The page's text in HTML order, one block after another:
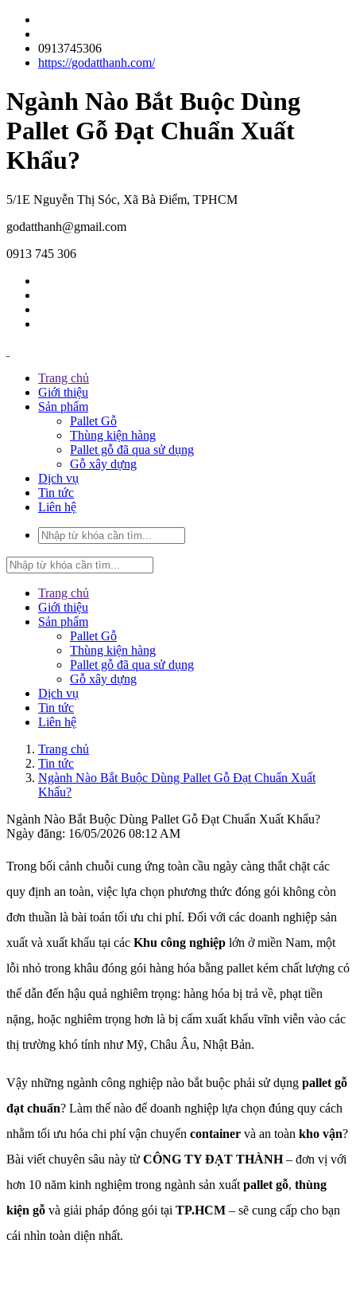
0913745306
https://godatthanh.com/
Ngành Nào Bắt Buộc Dùng
Pallet Gỗ Đạt Chuẩn Xuất
Khẩu?
5/1E Nguyễn Thị Sóc, Xã Bà Điểm, TPHCM
godatthanh@gmail.com
0913 745 306
Trang chủ
Giới thiệu
Sản phẩm
Pallet Gỗ
Thùng kiện hàng
Pallet gỗ đã qua sử dụng
Gỗ xây dựng
Dịch vụ
Tin tức
Liên hệ
Trang chủ
Giới thiệu
Sản phẩm
Pallet Gỗ
Thùng kiện hàng
Pallet gỗ đã qua sử dụng
Gỗ xây dựng
Dịch vụ
Tin tức
Liên hệ
Trang chủ
Tin tức
Ngành Nào Bắt Buộc Dùng Pallet Gỗ Đạt Chuẩn Xuất
Khẩu?
Ngành Nào Bắt Buộc Dùng Pallet Gỗ Đạt Chuẩn Xuất Khẩu?
Ngày đăng: 16/05/2026 08:12 AM
Trong bối cảnh chuỗi cung ứng toàn cầu ngày càng thắt chặt các
quy định an toàn, việc lựa chọn phương thức đóng gói không còn
đơn thuần là bài toán tối ưu chi phí. Đối với các doanh nghiệp sản
xuất và xuất khẩu tại các Khu công nghiệp lớn ở miền Nam, một
lỗi nhỏ trong khâu đóng gói hàng hóa bằng pallet kém chất lượng có
thể dẫn đến hậu quả nghiêm trọng: hàng hóa bị trả về, phạt tiền
nặng, hoặc nghiêm trọng hơn là bị cấm xuất khẩu vĩnh viễn vào các
thị trường khó tính như Mỹ, Châu Âu, Nhật Bản.
Vậy những ngành công nghiệp nào bắt buộc phải sử dụng pallet gỗ
đạt chuẩn? Làm thế nào để doanh nghiệp lựa chọn đúng quy cách
nhằm tối ưu hóa chi phí vận chuyển container và an toàn kho vận?
Bài viết chuyên sâu này từ CÔNG TY ĐẠT THÀNH– đơn vị với
hơn 10 năm kinh nghiệm trong ngành sản xuất pallet gỗ, thùng
kiện gỗ và giải pháp đóng gói tại TP.HCM – sẽ cung cấp cho bạn
cái nhìn toàn diện nhất.